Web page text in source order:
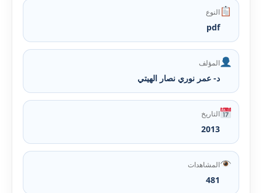
النوع
pdf
المؤلف
د- عمر نوري نصار الهيتي
التاريخ
2013
المشاهدات
481